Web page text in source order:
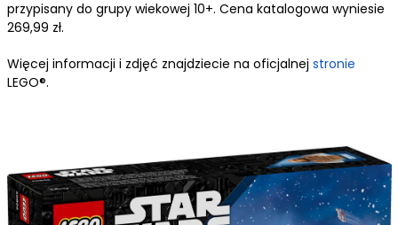
przypisany do grupy wiekowej 10+. Cena katalogowa wyniesie
269,99 zł.
Więcej informacji i zdjęć znajdziecie na oficjalnej stronie
LEGO®.